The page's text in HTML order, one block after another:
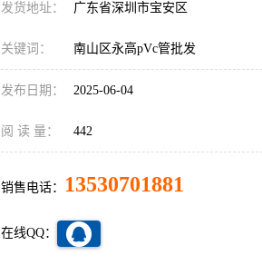
发货地址： 广东省深圳市宝安区
关键词： 南山区永高pVc管批发
发布日期： 2025-06-04
阅 读 量： 442
销售电话： 13530701881
在线QQ：